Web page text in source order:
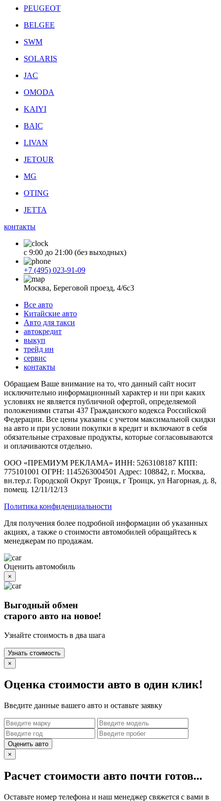
PEUGEOT
BELGEE
SWM
SOLARIS
JAC
OMODA
KAIYI
BAIC
LIVAN
JETOUR
MG
OTING
JETTA
контакты
с 9:00 до 21:00 (без выходных)
+7 (495) 023-91-09
Москва, Береговой проезд, 4/6с3
Все авто
Китайские авто
Авто для такси
автокредит
выкуп
трейд ин
сервис
контакты
Обращаем Ваше внимание на то, что данный сайт носит
исключительно информационный характер и ни при каких
условиях не является публичной офертой, определяемой
положениями статьи 437 Гражданского кодекса Российской
Федерации. Все цены указаны с учетом максимальной скидки
на авто и при условии покупки в кредит и включают в себя
обязательные страховые продукты, которые согласовываются
и оплачиваются отдельно.
ООО «ПРЕМИУМ РЕКЛАМА» ИНН: 5263108187 КПП:
775101001 ОГРН: 1145263004501 Адрес: 108842, г. Москва,
вн.тер.г. Городской Округ Троицк, г Троицк, ул Нагорная, д. 8,
помещ. 12/11/12/13
Политика конфиденциальности
Для получения более подробной информации об указанных
акциях, а также о стоимости автомобилей обращайтесь к
менеджерам по продажам.
Оценить автомобиль
×
Выгодный обмен
старого авто на новое!
Узнайте стоимость в два шага
Узнать стоимость
×
Оценка стоимости авто в один клик!
Введите данные вашего авто и оставьте заявку
Оценить авто
×
Расчет стоимости авто почти готов...
Оставьте номер телефона и наш менеджер свяжется с вами в